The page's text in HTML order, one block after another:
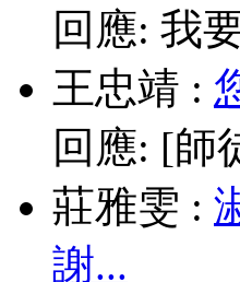
回應: 我
王忠靖 :
回應: [師
莊雅雯 :
謝...